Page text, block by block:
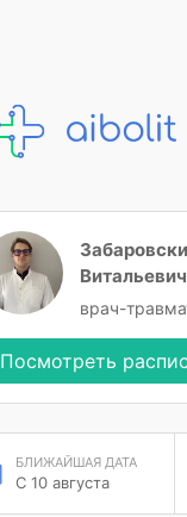
Витальевич
врач-
Посмотреть
БЛИЖАЙШАЯ ДАТА
С 10 августа